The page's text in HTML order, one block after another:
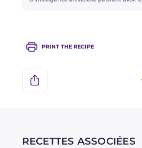
PRINT THE RECIPE
RECETTES ASSOCIÉES